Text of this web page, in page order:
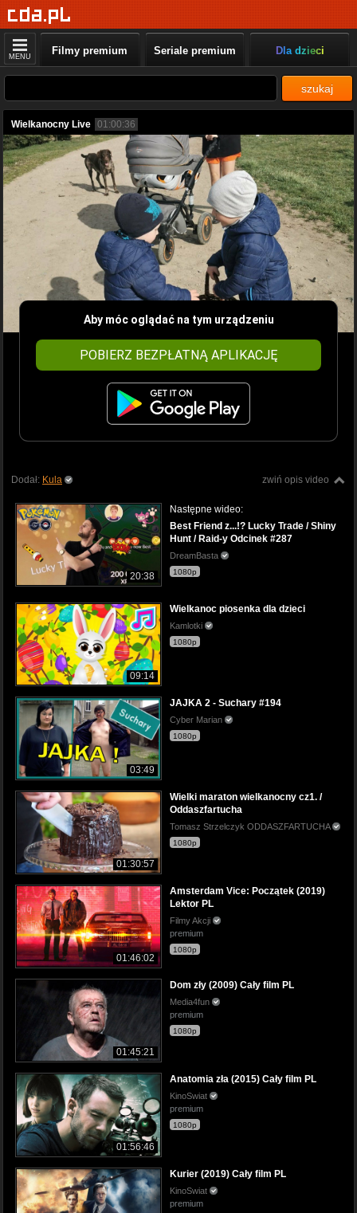
MENU Filmy premium Seriale premium Dla dzieci
szukaj
Wielkanocny Live 01:00:36
Aby móc oglądać na tym urządzeniu
POBIERZ BEZPŁATNĄ APLIKACJĘ
zwiń opis video
Dodał: Kula
20:38
Następne wideo:
Best Friend z...!? Lucky Trade / Shiny
Hunt / Raid-y Odcinek #287
DreamBasta
1080p
09:14
Wielkanoc piosenka dla dzieci
Kamlotki
1080p
03:49
JAJKA 2 - Suchary #194
Cyber Marian
1080p
01:30:57
Wielki maraton wielkanocny cz1. /
Oddaszfartucha
Tomasz Strzelczyk ODDASZFARTUCHA
1080p
01:46:02
Amsterdam Vice: Początek (2019)
Lektor PL
Filmy Akcji
premium
1080p
01:45:21
Dom zły (2009) Cały film PL
Media4fun
premium
1080p
01:56:46
Anatomia zła (2015) Cały film PL
KinoSwiat
premium
1080p
Kurier (2019) Cały film PL
KinoSwiat
premium